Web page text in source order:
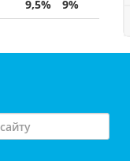
9,5% 9%